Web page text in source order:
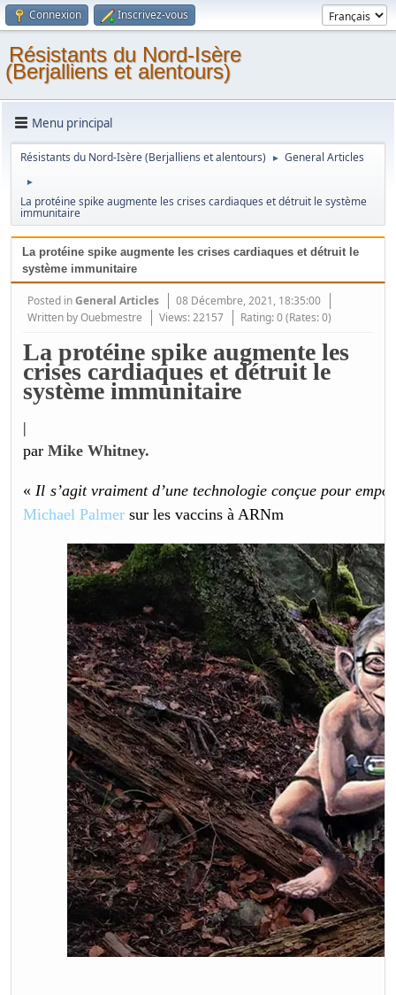
Connexion Inscrivez-vous
Résistants du Nord-Isère
(Berjalliens et alentours)
Menu principal
Résistants du Nord-Isère (Berjalliens et alentours) ► General Articles
►
La protéine spike augmente les crises cardiaques et détruit le système
immunitaire
La protéine spike augmente les crises cardiaques et détruit le
système immunitaire
Posted inGeneral Articles
08 Décembre, 2021, 18:35:00
Written byOuebmestre Views: 22157 Rating: 0 (Rates: 0)
La protéine spike augmente les
crises cardiaques et détruit le
système immunitaire
|
par Mike Whitney.
«Il s’agit vraiment d’une technologie conçue pour
Michael Palmer sur les vaccins à ARNm